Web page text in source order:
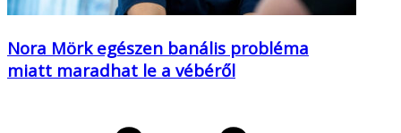
Nora Mörk egészen banális probléma
miatt maradhat le a vébéről